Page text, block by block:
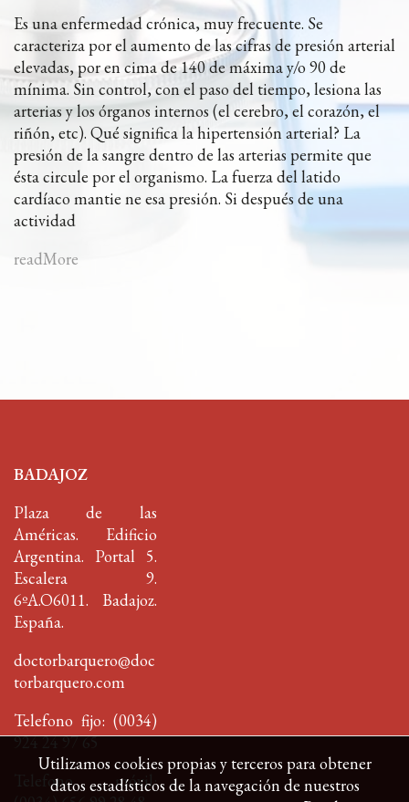
Es una enfermedad crónica, muy frecuente. Se
caracteriza por el aumento de las cifras de presión arterial
elevadas, por en cima de 140 de máxima y/o 90 de
mínima. Sin control, con el paso del tiempo, lesiona las
arterias y los órganos internos (el cerebro, el corazón, el
riñón, etc). Qué significa la hipertensión arterial? La
presión de la sangre dentro de las arterias permite que
ésta circule por el organismo. La fuerza del latido
cardíaco mantie ne esa presión. Si después de una
actividad
readMore
BADAJOZ
Plaza de las
Américas. Edificio
Argentina. Portal 5.
Escalera 9.
6ºA.O6011. Badajoz.
España.
doctorbarquero@doc
torbarquero.com
Telefono fijo: (0034)
924 24 97 65
Telefono móvil:
Utilizamos cookies propias y terceros para obtener
datos estadísticos de la navegación de nuestros